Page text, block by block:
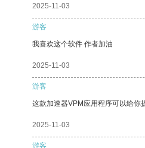
2025-11-03
游客
我喜欢这个软件 作者加油
2025-11-03
游客
这款加速器VPM应用程序可以给你
2025-11-03
游客